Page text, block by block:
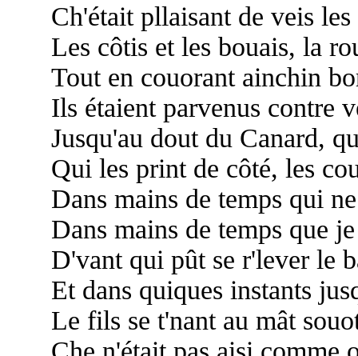
Ch'était pllaisant de veis
Les côtis et les bouais, la
Tout en couorant ainchin
Ils étaient parvenus contre
Jusqu'au dout du Canard,
Qui les print de côté, les
Dans mains de temps qui
Dans mains de temps que
D'vant qui pût se r'lever le
Et dans quiques instants
Le fils se t'nant au mât